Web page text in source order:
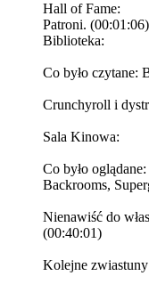
Hall of Fame:
Patroni. (00:01:06)
Biblioteka:
Co było czytane:
Crunchyroll i
Sala Kinowa:
Co było
Backrooms,
Nienawiść do
(00:40:01)
Kolejne